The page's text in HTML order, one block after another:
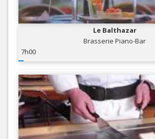
Le Balthazar
Brasserie Piano-Bar
7h00